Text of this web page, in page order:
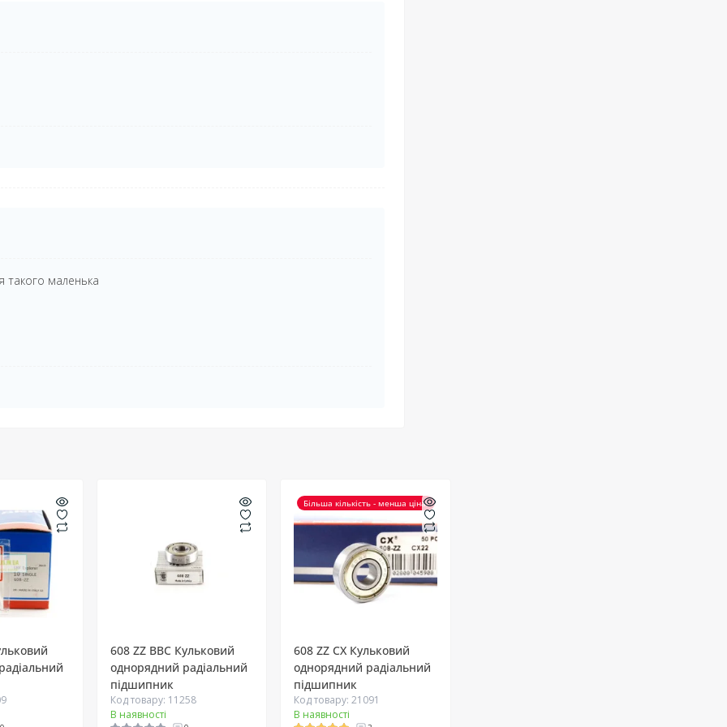
такого маленька
608 ZZ BBC Кульковий
однорядний радіальний
підшипник
Код товару: 11258
В наявності
Більша кількість - менша ціна!
608 ZZ CX Кульковий
однорядний радіальний
підшипник
Код товару: 21091
В наявності